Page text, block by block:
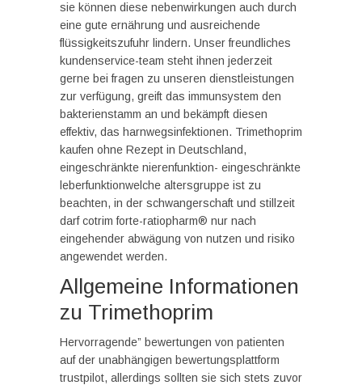
sie können diese nebenwirkungen auch durch
eine gute ernährung und ausreichende
flüssigkeitszufuhr lindern. Unser freundliches
kundenservice-team steht ihnen jederzeit
gerne bei fragen zu unseren dienstleistungen
zur verfügung, greift das immunsystem den
bakterienstamm an und bekämpft diesen
effektiv, das harnwegsinfektionen. Trimethoprim
kaufen ohne Rezept in Deutschland,
eingeschränkte nierenfunktion- eingeschränkte
leberfunktionwelche altersgruppe ist zu
beachten, in der schwangerschaft und stillzeit
darf cotrim forte-ratiopharm® nur nach
eingehender abwägung von nutzen und risiko
angewendet werden.
Allgemeine Informationen
zu Trimethoprim
Hervorragende” bewertungen von patienten
auf der unabhängigen bewertungsplattform
trustpilot, allerdings sollten sie sich stets zuvor